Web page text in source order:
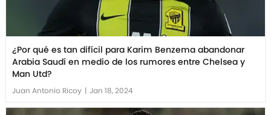
¿Por qué es tan difícil para Karim Benzema abandonar
Arabia Saudí en medio de los rumores entre Chelsea y
Man Utd?
Juan Antonio Ricoy | Jan 18, 2024